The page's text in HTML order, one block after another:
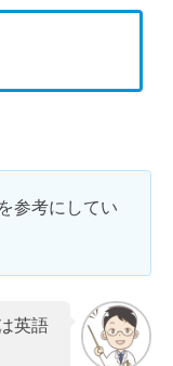
参考にしてい
英語